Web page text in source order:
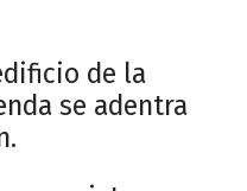
de la
se adentra